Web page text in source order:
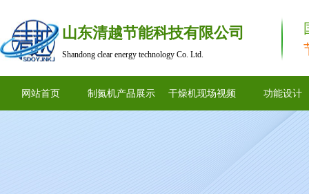
山东清越节能科技有限公司
Shandong clear energy technology Co. Ltd.
网站首页 制氮机产品展示 干燥机现场视频 功能设计